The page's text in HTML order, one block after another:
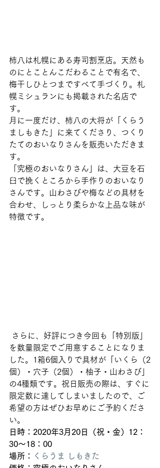
柿八は札幌にある寿司割烹店。天然も
のにとことんこだわることで有名で、
梅干しひとつまですべて手づくり。札
幌ミシュランにも掲載された名店で
す。
月に一度だけ、柿八の大将が「くらう
ましもきた」に来てくださり、つくり
たてのおいなりさんを販売いただきま
す。
「究極のおいなりさん」は、大豆を石
臼で挽くところから手作りのおいなり
さんです。山わさびや梅などの具材を
合わせ、しっとり柔らかな上品な味が
特徴です。
を数量限定でご用意することになりま
した。1箱6個入りで具材が「いくら（2
個）・穴子（2個）・柚子・山わさび」
の4種類です。祝日販売の際は、すぐに
限定数に達してしまいましたので、ご
希望の方はぜひお早めにご予約くださ
い。
日時：2020年3月20日（祝・金）12：
30～18：00
場所：
くらうま しもきた